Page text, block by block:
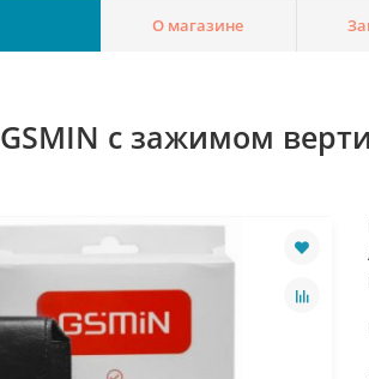
О магазине
с зажимом